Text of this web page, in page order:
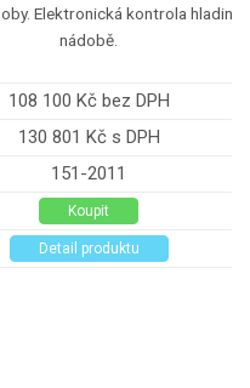
Elektronická kontrola hladiny
nádobě.
108 100 Kč bez DPH
130 801 Kč s DPH
151-2011
Koupit
Detail produktu